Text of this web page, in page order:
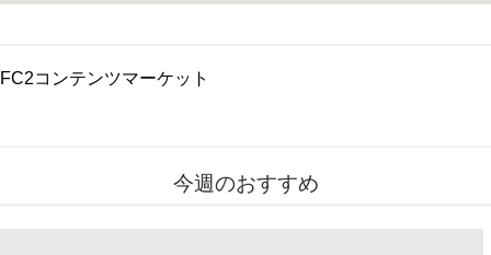
FC2コンテンツマーケット
今週のおすすめ